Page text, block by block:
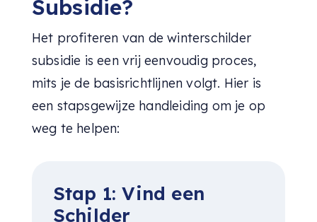
Subsidie?
Het profiteren van de winterschilder
subsidie is een vrij eenvoudig proces,
mits je de basisrichtlijnen volgt. Hier is
een stapsgewijze handleiding om je op
weg te helpen:
Stap 1: Vind een
Schilder